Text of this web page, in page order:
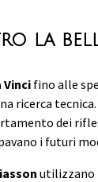
la
Vinci fino alle
ricerca tecnica.
dei
i futuri
utilizzano